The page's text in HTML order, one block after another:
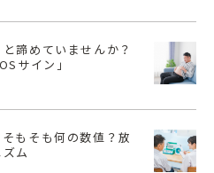
諦めていませんか？
サイン」
もそも何の数値？放
ム